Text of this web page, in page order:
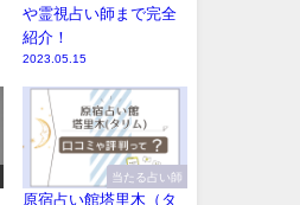
や霊視占い師まで完全
紹介！
2023.05.15
当たる占い師
原宿占い館塔里木（タ